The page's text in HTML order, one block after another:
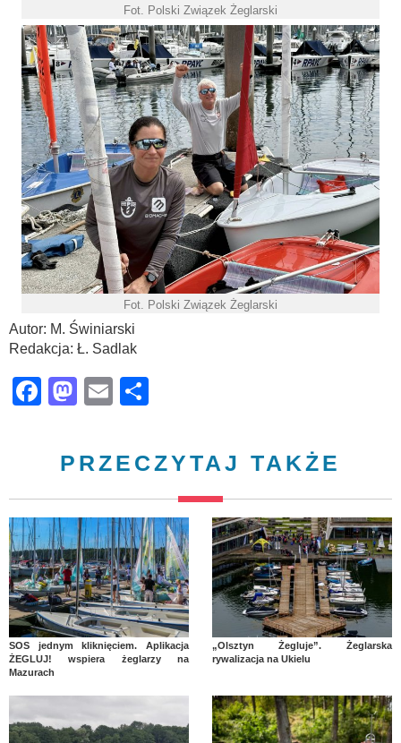
Fot. Polski Związek Żeglarski
Fot. Polski Związek Żeglarski
Autor: M. Świniarski
Redakcja: Ł. Sadlak
Facebook
Mastodon
Email
PRZECZYTAJ TAKŻE
SOS jednym kliknięciem. Aplikacja
ŻEGLUJ! wspiera żeglarzy na
Mazurach
„Olsztyn Żegluje”. Żeglarska
rywalizacja na Ukielu